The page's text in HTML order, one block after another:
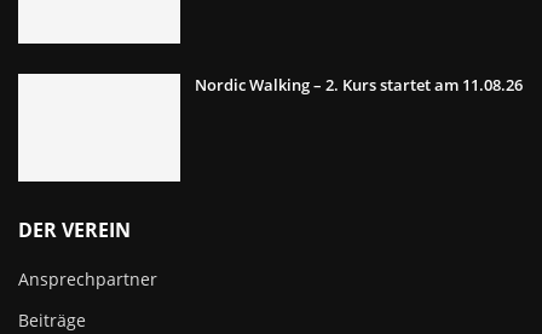
Nordic Walking – 2. Kurs startet am 11.08.26
DER VEREIN
Ansprechpartner
Beiträge